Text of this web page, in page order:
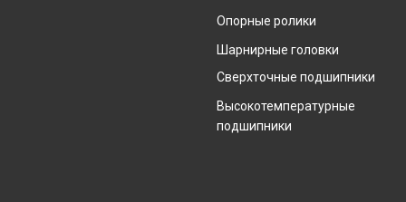
Опорные ролики
Шарнирные головки
Сверхточные подшипники
Высокотемпературные
подшипники